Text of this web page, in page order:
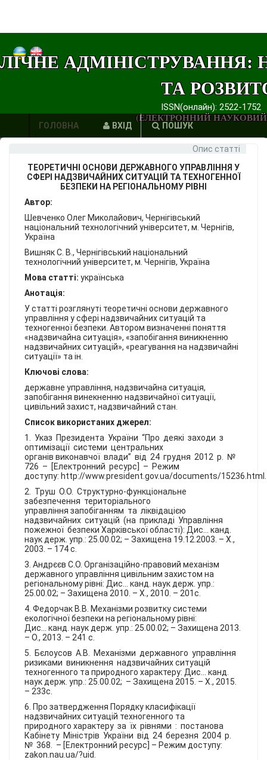
АДМІНІСТРУВАННЯ:
ТА
(ЕЛЕКТРОННИЙ
ISSN(онлайн): 2522-1752
ГОЛОВНА
ВИМОГИ
ЕТИКА
ПУБЛІКАЦІЙ
ПОСИЛАННЯ
КОНТАКТИ
ВХІД ПОШУК
Опис статті
ТЕОРЕТИЧНІ ОСНОВИ ДЕРЖАВНОГО УПРАВЛІННЯ У
СФЕРІ НАДЗВИЧАЙНИХ СИТУАЦІЙ ТА ТЕХНОГЕННОЇ
БЕЗПЕКИ НА РЕГІОНАЛЬНОМУ РІВНІ
Автор:
Шевченко Олег Миколайович, Чернігівський
національний технологічний університет, м. Чернігів,
Україна
Вишняк С. В., Чернігівський національний
технологічний університет, м. Чернігів, Україна
Мова статті: українська
Анотація:
У статті розглянуті теоретичні основи державного
управління у сфері надзвичайних ситуацій та
техногенної безпеки. Автором визначенні поняття
«надзвичайна ситуація», «запобігання виникненню
надзвичайних ситуацій», «реагування на надзвичайні
ситуації» та ін.
Ключові слова:
державне управління, надзвичайна ситуація,
запобігання винекненню надзвичайної ситуації,
цивільний захист, надзвичайний стан.
Список використаних джерел:
1. Указ Президента України “Про деякі заходи з
оптимізації системи центральних
органів виконавчої влади” від 24 грудня 2012 р. №
726 – [Електронний ресурс] – Режим
доступу: http://www.president.gov.ua/documents/
2. Труш О.О. Структурно-функціональне
забезпечення територіального
управління запобіганням та ліквідацією
надзвичайних ситуацій (на прикладі Управління
пожежної безпеки Харківської області): Дис... канд.
наук держ. упр.: 25.00.02; – Захищена 19.12.2003. – Х.,
2003. – 174 с.
3. Андрєєв С.О. Організаційно-правовий механізм
державного управління цивільним захистом на
регіональному рівні: Дис... канд. наук держ. упр.:
25.00.02; – Захищена 2010. – Х., 2010. – 201с.
4. Федорчак В.В. Механізми розвитку системи
екологічної безпеки на регіональному рівні:
Дис... канд. наук держ. упр.: 25.00.02; – Захищена 2013.
– О., 2013. – 241 с.
5. Бєлоусов А.В. Механізми державного управління
ризиками виникнення надзвичайних ситуацій
техногенного та природного характеру: Дис... канд.
наук держ. упр.: 25.00.02; – Захищена 2015. – Х., 2015.
– 233с.
6. Про затвердження Порядку класифікації
надзвичайних ситуацій техногенного та
природного характеру за їх рівнями : постанова
Кабінету Міністрів України від 24 березня 2004 р.
№ 368. – [Електронний ресурс] – Режим доступу:
zakon.nau.ua/?uid.